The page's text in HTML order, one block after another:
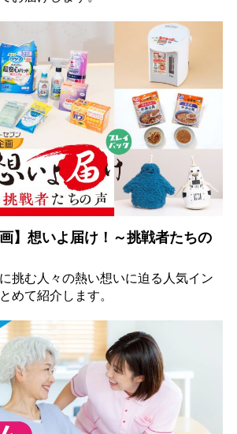
】想いよ届け！～挑戦者たちの
挑む人々の熱い想いに迫る人気イン
めて紹介します。